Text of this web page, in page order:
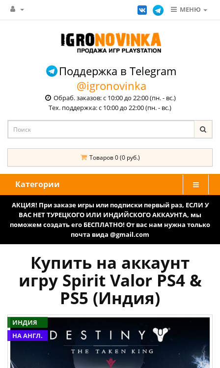
МЕНЮ
Поддержка в Telegram
@igronovinka
Обраб. заказов: с 10:00 до 22:00 (пн. - вс.)
Тех. поддержка: с 10:00 до 22:00 (пн. - вс.)
Товаров 0 (0 руб.)
Категории
АКЦИЯ! При заказе игры или подписки первый раз, ЕСЛИ У
ВАС НЕТ ТУРЕЦКОГО ИЛИ ИНДИЙСКОГО АККАУНТА, мы
поможем создать его БЕСПЛАТНО! От вас нам нужна только
почта вида @gmail.com
Купить на аккаунт
игру Spirit Valor PS4 &
PS5 (Индия)
ИНДИЯ
НА АНГЛ.